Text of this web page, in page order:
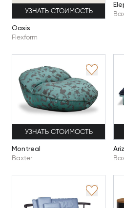
УЗНАТЬ СТОИМОСТЬ
Oasis
Flexform
УЗНАТЬ СТОИМОСТЬ
Montreal
Baxter